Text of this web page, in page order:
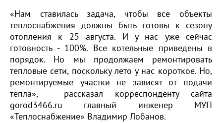
«Нам ставилась задача, чтобы все объекты
теплоснабжения должны быть готовы к сезону
отопления к 25 августа. И у нас уже сейчас
готовность - 100%. Все котельные приведены в
порядок. Но мы продолжаем ремонтировать
тепловые сети, поскольку лето у нас короткое. Но,
ремонтируемые участки не зависят от подачи
тепла», - рассказал корреспонденту сайта
gorod3466.ru главный инженер МУП
«Теплоснабжение» Владимир Лобанов.